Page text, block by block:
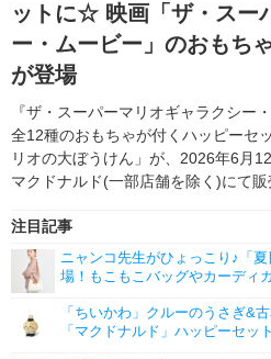
イベント
ビジネス
書評
アニメ
アニメ！アニメ！TV
連載・コラム
ットに☆ 映画「ザ・スー
ー・ムービー」のおもち
が登場
『ザ・スーパーマリオギャラクシー
全12種のおもちゃが付くハッピーセ
リオの大ぼうけん」が、2026年6月
マクドナルド(一部店舗を除く)にて販
注目記事
ニャンコ先生がひょっこり♪「
場！もこもこバッグやカーディ
「ちいかわ」クルーのうさぎ&
「マクドナルド」ハッピーセッ